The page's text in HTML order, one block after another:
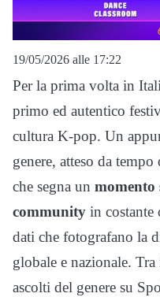
19/05/2026 alle 17:22
Per la prima volta in
primo ed autentico
cultura K-pop. Un
genere, atteso da
che segna un
community in costante
dati che fotografano la
globale e nazionale.
ascolti del genere su